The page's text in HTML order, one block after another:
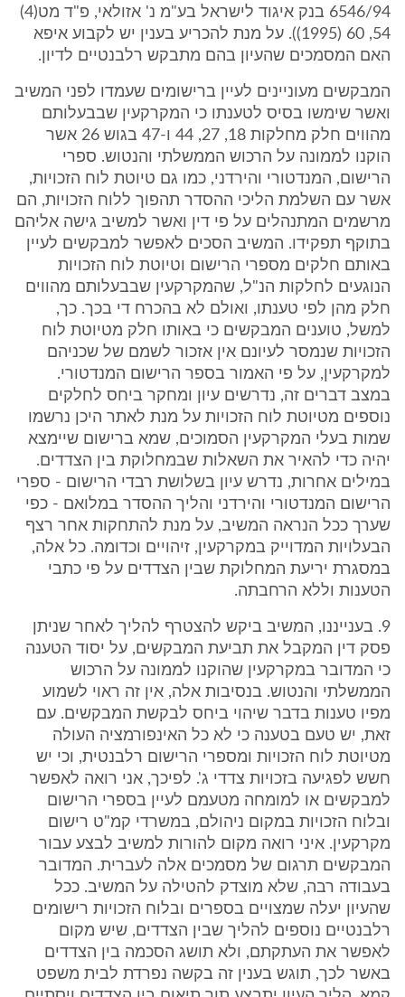
6546/94 בנק איגוד לישראל בע"מ נ' אזולאי, פ"ד מט(4)
54, 60 (1995)). על מנת להכריע בענין יש לקבוע איפא
האם המסמכים שהעיון בהם מתבקש רלבנטיים לדיון.
המבקשים מעוניינים לעיין ברישומים שעמדו לפני המשיב
ואשר שימשו בסיס לטענתו כי המקרקעין שבבעלותם
מהווים חלק מחלקות 18, 27, 44 ו-47 בגוש 26 אשר
הוקנו לממונה על הרכוש הממשלתי והנטוש. ספרי
הרישום, המנדטורי והירדני, כמו גם טיוטת לוח הזכויות,
אשר עם השלמת הליכי ההסדר תהפוך ללוח הזכויות, הם
מרשמים המתנהלים על פי דין ואשר למשיב גישה אליהם
בתוקף תפקידו. המשיב הסכים לאפשר למבקשים לעיין
באותם חלקים מספרי הרישום וטיוטת לוח הזכויות
הנוגעים לחלקות הנ"ל, שהמקרקעין שבבעלותם מהווים
חלק מהן לפי טענתו, ואולם לא בהכרח די בכך. כך,
למשל, טוענים המבקשים כי באותו חלק מטיוטת לוח
הזכויות שנמסר לעיונם אין אזכור לשמם של שכניהם
למקרקעין, על פי האמור בספר הרישום המנדטורי.
במצב דברים זה, נדרשים עיון ומחקר ביחס לחלקים
נוספים מטיוטת לוח הזכויות על מנת לאתר היכן נרשמו
שמות בעלי המקרקעין הסמוכים, שמא ברישום שיימצא
יהיה כדי להאיר את השאלות שבמחלוקת בין הצדדים.
במילים אחרות, נדרש עיון בשלושת רבדי הרישום - ספרי
הרישום המנדטורי והירדני והליך ההסדר במלואם - כפי
שערך ככל הנראה המשיב, על מנת להתחקות אחר רצף
הבעלויות המדוייק במקרקעין, זיהויים וכדומה. כל אלה,
במסגרת יריעת המחלוקת שבין הצדדים על פי כתבי
הטענות וללא הרחבתה.
9. בענייננו, המשיב ביקש להצטרף להליך לאחר שניתן
פסק דין המקבל את תביעת המבקשים, על יסוד הטענה
כי המדובר במקרקעין שהוקנו לממונה על הרכוש
הממשלתי והנטוש. בנסיבות אלה, אין זה ראוי לשמוע
מפיו טענות בדבר שיהוי ביחס לבקשת המבקשים. עם
זאת, יש טעם בטענה כי לא כל האינפורמציה העולה
מטיוטת לוח הזכויות ומספרי הרישום רלבנטית, וכי יש
חשש לפגיעה בזכויות צדדי ג'. לפיכך, אני רואה לאפשר
למבקשים או למומחה מטעמם לעיין בספרי הרישום
ובלוח הזכויות במקום ניהולם, במשרדי קמ"ט רישום
מקרקעין. איני רואה מקום להורות למשיב לבצע עבור
המבקשים תרגום של מסמכים אלה לעברית. המדובר
בעבודה רבה, שלא מוצדק להטילה על המשיב. ככל
שהעיון יעלה שמצויים בספרים ובלוח הזכויות רישומים
רלבנטיים נוספים להליך שבין הצדדים, שיש מקום
לאפשר את העתקתם, ולא תושג הסכמה בין הצדדים
באשר לכך, תוגש בענין זה בקשה נפרדת לבית משפט